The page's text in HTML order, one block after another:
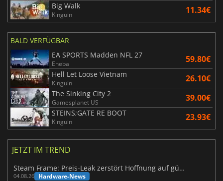
Big Walk
Kinguin 11.34€
BALD VERFÜGBAR
EA SPORTS Madden NFL 27
Eneba 59.80€
Hell Let Loose Vietnam
Kinguin 26.10€
The Sinking City 2
Gamesplanet US 39.00€
STEINS;GATE RE BOOT
Kinguin 23.93€
JETZT IM TREND
Steam Frame: Preis-Leak zerstört Hoffnung auf günstiges VR-Headset
04.08.26 Hardware-News